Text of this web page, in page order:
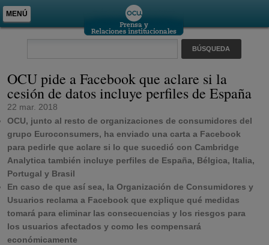
MENÚ
OCU pide a Facebook que aclare si la
cesión de datos incluye perfiles de España
22 mar. 2018
OCU, junto al resto de organizaciones de consumidores del
grupo Euroconsumers, ha enviado una carta a Facebook
para pedirle que aclare si lo que sucedió con Cambridge
Analytica también incluye perfiles de España, Bélgica, Italia,
Portugal y Brasil
En caso de que así sea, la Organización de Consumidores y
Usuarios reclama a Facebook que explique qué medidas
tomará para eliminar las consecuencias y los riesgos para
los usuarios afectados y como les compensará
económicamente